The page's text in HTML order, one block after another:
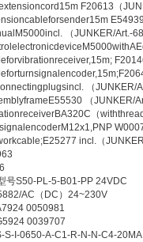
F20613（
（JUNKER/Art.-
（JUNKER/
（JUNKER/
（
incl.（
号S50-PL-5-B01-PP 24VDC
AC（DC）24~230V
0050981
0039707
S-I-0650-A-C1-R-N-N-C4-20MA